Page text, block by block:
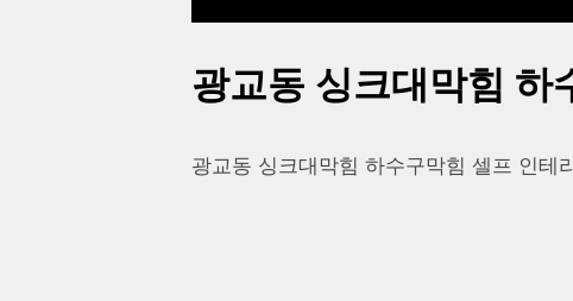
광교동 싱크대막힘 하
광교동 싱크대막힘 하수구막힘 셀프 인테